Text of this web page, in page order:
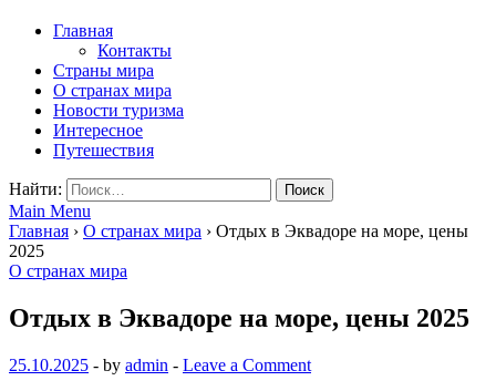
Туристические новости
Главная
Контакты
Страны мира
О странах мира
Новости туризма
Интересное
Путешествия
Найти:
Main Menu
Главная › О странах мира › Отдых в Эквадоре на море, цены
2025
О странах мира
Отдых в Эквадоре на море, цены 2025
25.10.2025 - by admin - Leave a Comment